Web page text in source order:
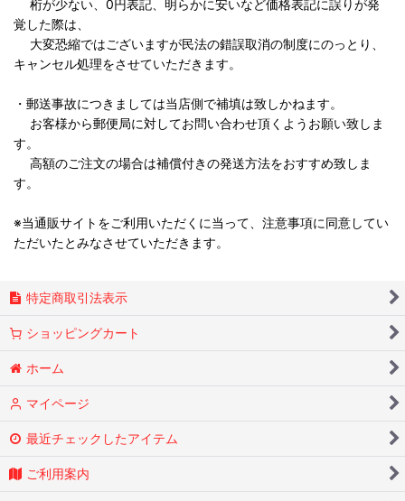
桁が少ない、0円表記、明らかに安いなど価格表記に誤りが発
覚した際は、
大変恐縮ではございますが民法の錯誤取消の制度にのっとり、
キャンセル処理をさせていただきます。
・郵送事故につきましては当店側で補填は致しかねます。
お客様から郵便局に対してお問い合わせ頂くようお願い致しま
す。
高額のご注文の場合は補償付きの発送方法をおすすめ致しま
す。
※当通販サイトをご利用いただくに当って、注意事項に同意してい
ただいたとみなさせていただきます。
特定商取引法表示
ショッピングカート
ホーム
マイページ
最近チェックしたアイテム
ご利用案内